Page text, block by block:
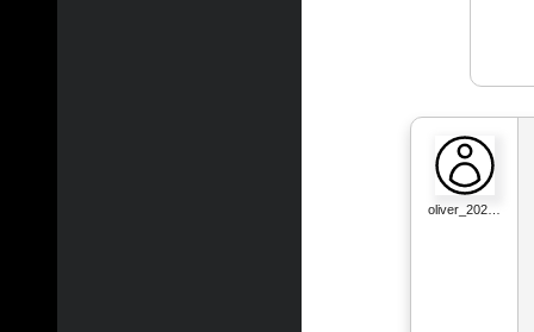
oliver_202…